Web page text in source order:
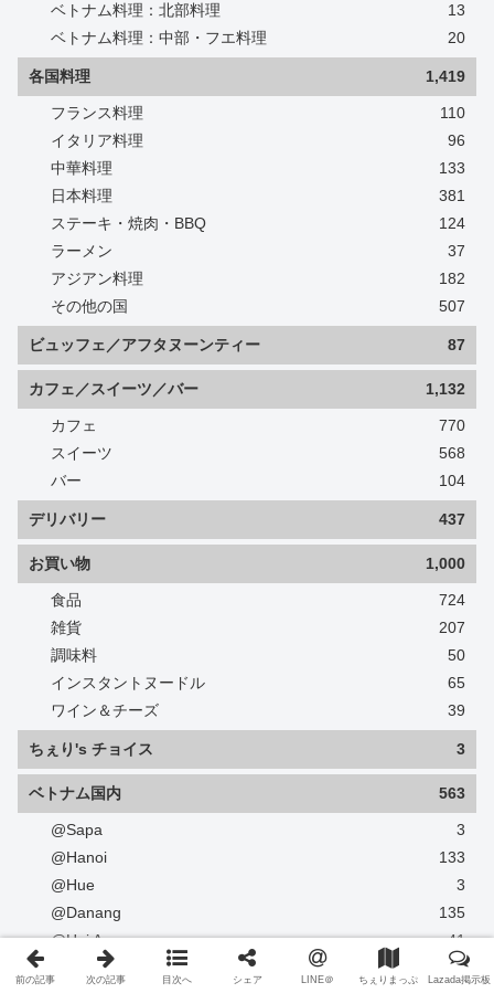
ベトナム料理：北部料理
13
ベトナム料理：中部・フエ料理
20
各国料理 1,419
フランス料理
110
イタリア料理
96
中華料理
133
日本料理
381
ステーキ・焼肉・BBQ
124
ラーメン
37
アジアン料理
182
その他の国
507
ビュッフェ／アフタヌーンティー 87
カフェ／スイーツ／バー 1,132
カフェ
770
スイーツ
568
バー
104
デリバリー 437
お買い物 1,000
食品
724
雑貨
207
調味料
50
インスタントヌードル
65
ワイン＆チーズ
39
ちぇり's チョイス 3
ベトナム国内 563
@Sapa
3
@Hanoi
133
@Hue
3
@Danang
135
@Hoi An
41
@Nha Trang
4
前の記事 次の記事 目次へ シェア LINE＠ ちぇりまっぷ Lazada掲示板